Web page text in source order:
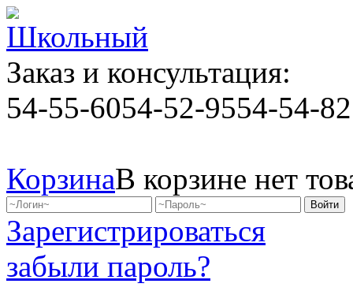
Заказ и консультация:
54-55-6054-52-9554-54-82
КорзинаВ корзине нет
Зарегистрироваться
забыли пароль?